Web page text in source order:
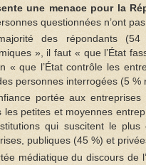
une menace pour la
questionnées n’ont pas
des répondants
», il faut « que l’État
« que l’État contrôle les
personnes interrogées (5 %
portée aux
les petites et moyennes
qui suscitent le
publiques (45 %) et
médiatique du discours de